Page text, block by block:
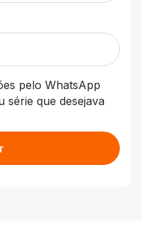
pelo WhatsApp
série que desejava